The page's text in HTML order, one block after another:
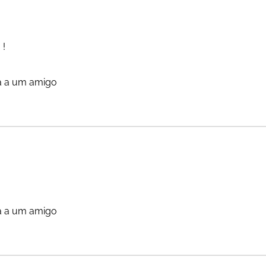
!
a um amigo
a um amigo